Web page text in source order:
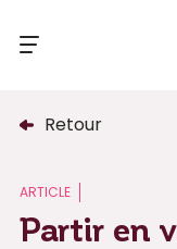
Retour
ARTICLE
Partir en